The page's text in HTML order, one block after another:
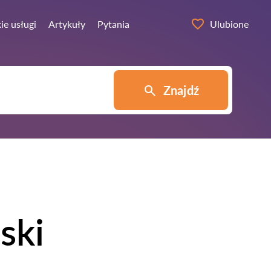
usługi Artykuły Pytania Ulubione
Znajdź